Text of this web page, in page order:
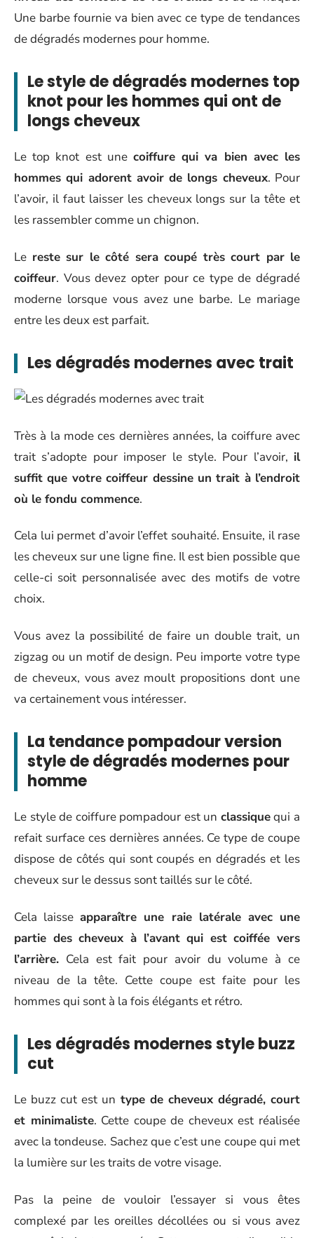
Une barbe fournie va bien avec ce type de tendances
de dégradés modernes pour homme.
Le style de dégradés modernes top
knot pour les hommes qui ont de
longs cheveux
Le top knot est une coiffure qui va bien avec les
hommes qui adorent avoir de longs cheveux. Pour
l’avoir, il faut laisser les cheveux longs sur la tête et
les rassembler comme un chignon.
Le reste sur le côté sera coupé très court par le
coiffeur. Vous devez opter pour ce type de dégradé
moderne lorsque vous avez une barbe. Le mariage
entre les deux est parfait.
Les dégradés modernes avec trait
Très à la mode ces dernières années, la coiffure avec
trait s’adopte pour imposer le style. Pour l’avoir, il
suffit que votre coiffeur dessine un trait à l’endroit
où le fondu commence.
Cela lui permet d’avoir l’effet souhaité. Ensuite, il rase
les cheveux sur une ligne fine. Il est bien possible que
celle-ci soit personnalisée avec des motifs de votre
choix.
Vous avez la possibilité de faire un double trait, un
zigzag ou un motif de design. Peu importe votre type
de cheveux, vous avez moult propositions dont une
va certainement vous intéresser.
La tendance pompadour version
style de dégradés modernes pour
homme
Le style de coiffure pompadour est un classiquequi a
refait surface ces dernières années. Ce type de coupe
dispose de côtés qui sont coupés en dégradés et les
cheveux sur le dessus sont taillés sur le côté.
Cela laisseapparaître une raie latérale avec une
partie des cheveux à l’avant qui est coiffée vers
l’arrière. Cela est fait pour avoir du volume à ce
niveau de la tête. Cette coupe est faite pour les
hommes qui sont à la fois élégants et rétro.
Les dégradés modernes style buzz
cut
Le buzz cut est un type de cheveux dégradé, court
et minimaliste. Cette coupe de cheveux est réalisée
avec la tondeuse. Sachez que c’est une coupe qui met
la lumière sur les traits de votre visage.
Pas la peine de vouloir l’essayer si vous êtes
complexé par les oreilles décollées ou si vous avez